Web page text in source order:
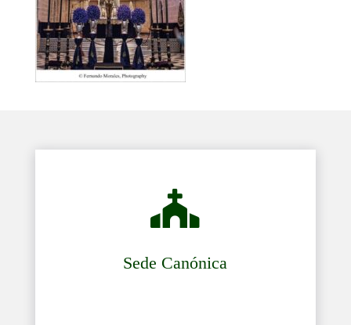

Sede Canónica